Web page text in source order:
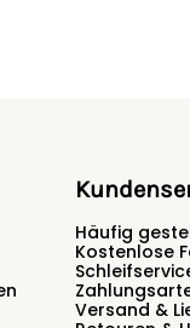
Häufig
Kostenlose
Versand &